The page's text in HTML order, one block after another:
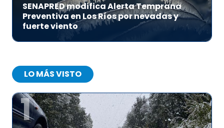
SENAPRED modifica Alerta Temprana
Preventiva en Los Ríos por nevadas y
fuerte viento
LO MÁS VISTO
1